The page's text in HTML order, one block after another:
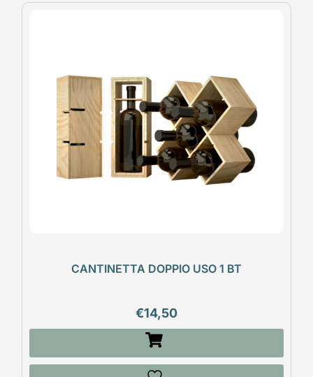
CANTINETTA DOPPIO USO 1 BT
€14,50